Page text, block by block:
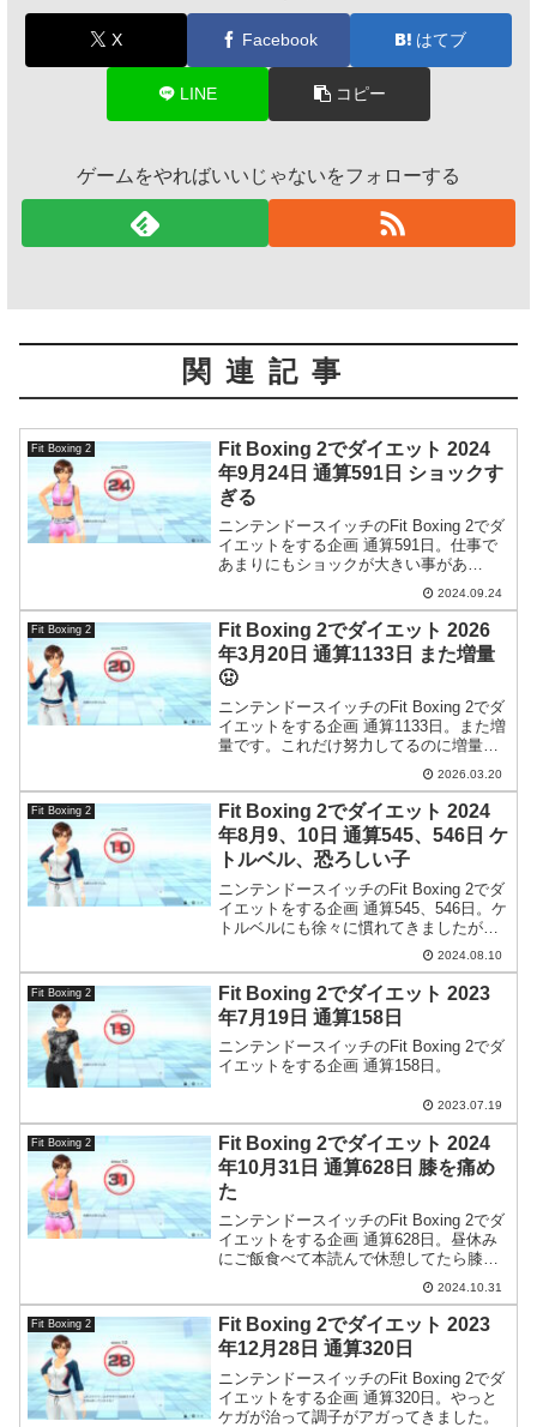
X Facebook はてブ
LINE コピー
ゲームをやればいいじゃないをフォローする
関連記事
Fit Boxing 2
Fit Boxing 2でダイエット 2024
年9月24日 通算591日 ショックす
ぎる
ニンテンドースイッチのFit Boxing 2でダ
イエットをする企画 通算591日。仕事で
あまりにもショックが大きい事があ
2024.09.24
Fit Boxing 2
Fit Boxing 2でダイエット 2026
年3月20日 通算1133日 また増量
🤢
ニンテンドースイッチのFit Boxing 2でダ
イエットをする企画 通算1133日。また増
量です。これだけ努力してるのに増量
で、もういい加減嫌になってきました。
2026.03.20
Fit Boxing 2
Fit Boxing 2でダイエット 2024
年8月9、10日 通算545、546日 ケ
トルベル、恐ろしい子
ニンテンドースイッチのFit Boxing 2でダ
イエットをする企画 通算545、546日。ケ
トルベルにも徐々に慣れてきましたがや
ればやるほどこのアイテムは凄いと感じ
2024.08.10
Fit Boxing 2
Fit Boxing 2でダイエット 2023
年7月19日 通算158日
ニンテンドースイッチのFit Boxing 2でダ
イエットをする企画 通算158日。
2023.07.19
Fit Boxing 2
Fit Boxing 2でダイエット 2024
年10月31日 通算628日 膝を痛め
た
ニンテンドースイッチのFit Boxing 2でダ
イエットをする企画 通算628日。昼休み
にご飯食べて本読んで休憩してたら膝を
痛めました。意味が分かりません( ´Д`)
2024.10.31
Fit Boxing 2
Fit Boxing 2でダイエット 2023
年12月28日 通算320日
ニンテンドースイッチのFit Boxing 2でダ
イエットをする企画 通算320日。やっと
ケガが治って調子がアガってきました。